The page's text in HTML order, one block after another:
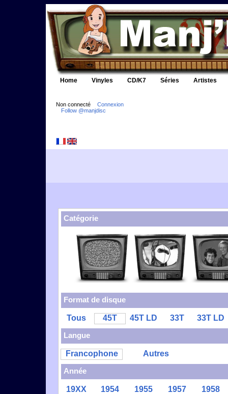
Home Vinyles CD/K7 Séries Artistes
Non connecté
Connexion
Follow @manjdisc
Catégorie
Format de disque
Tous 45T 45T LD 33T
33T LD
Langue
Francophone
Autres
Année
19XX 1954 1955 1957
1958